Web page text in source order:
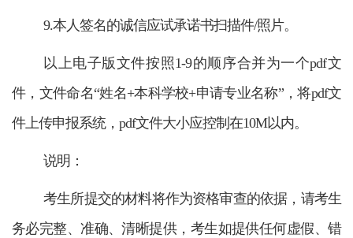
9.本人签名的诚信应试承诺书扫描件/照片。
以上电子版文件按照1-9的顺序合并为一个pdf文
件，文件命名“姓名+本科学校+申请专业名称”，将pdf文
件上传申报系统，pdf文件大小应控制在10M以内。
说明：
考生所提交的材料将作为资格审查的依据，请考生
务必完整、准确、清晰提供，考生如提供任何虚假、错